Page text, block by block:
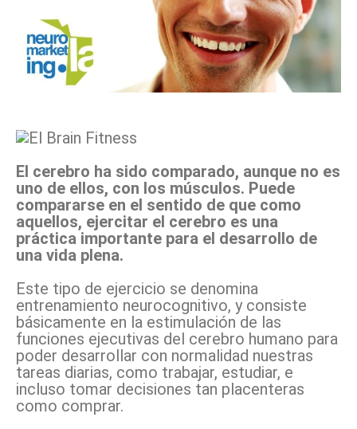
El cerebro ha sido comparado, aunque no es
uno de ellos, con los músculos. Puede
compararse en el sentido de que como
aquellos, ejercitar el cerebro es una
práctica importante para el desarrollo de
una vida plena.
Este tipo de ejercicio se denomina
entrenamiento neurocognitivo, y consiste
básicamente en la estimulación de las
funciones ejecutivas del cerebro humano para
poder desarrollar con normalidad nuestras
tareas diarias, como trabajar, estudiar, e
incluso tomar decisiones tan placenteras
como comprar.